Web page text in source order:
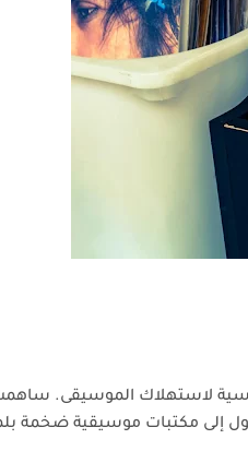
لاستهلاك الموسيقى.
إلى مكتبات موسيقية ضخمة